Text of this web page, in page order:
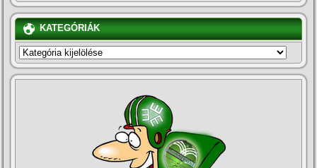
KATEGÓRIÁK
KATEGÓRIÁK